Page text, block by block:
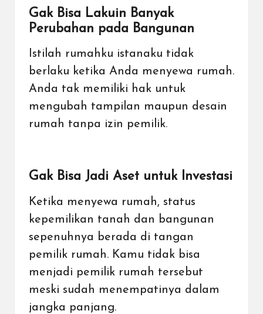
Gak Bisa Lakuin Banyak
Perubahan pada Bangunan
Istilah rumahku istanaku tidak
berlaku ketika Anda menyewa rumah.
Anda tak memiliki hak untuk
mengubah tampilan maupun desain
rumah tanpa izin pemilik.
Gak Bisa Jadi Aset untuk Investasi
Ketika menyewa rumah, status
kepemilikan tanah dan bangunan
sepenuhnya berada di tangan
pemilik rumah. Kamu tidak bisa
menjadi pemilik rumah tersebut
meski sudah menempatinya dalam
jangka panjang.